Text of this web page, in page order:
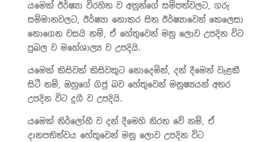
යමෙක් ඊර්ෂ්‍යා විරහිත ව අනුන්ගේ සම්පත්වලට, ගරු
සම්මානවලට, ඊර්ෂ්‍යා නොකර සිත ඊර්ෂ්‍යාවෙන් කෙලෙසා
නොගෙන වසයි නම්, ඒ හේතුවෙන් මනු ලොව උපදින විට
ප්‍රබල ව මහේශාල්‍ය ව උපදියි.
යමෙක් කිසිවක් කිසිවකුට නොදෙමින්, දන් දීමෙන් වැළකී
සිටී නම්, ඔහුගේ ගිජු බව හේතුවෙන් මනුෂ්‍යයන් අතර
උපදින විට දුගී ව උපදියි.
යමෙක් නිර්ලෝභී ව දන් දීමෙහි නිරත වේ නම්, ඒ
දානපතිත්වය හේතුවෙන් මනු ලොව උපදින විට